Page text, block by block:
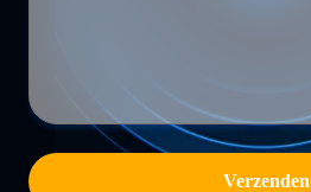
Verzenden